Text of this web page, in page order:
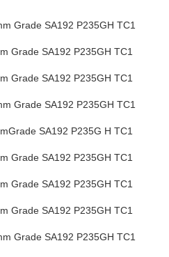
Grade SA192 P235GH TC1
Grade SA192 P235GH TC1
Grade SA192 P235GH TC1
Grade SA192 P235GH TC1
SA192 P235G H TC1
Grade SA192 P235GH TC1
Grade SA192 P235GH TC1
Grade SA192 P235GH TC1
Grade SA192 P235GH TC1